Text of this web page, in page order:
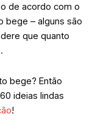
de acordo com o
bege – alguns são
que quanto
bege? Então
ideias lindas
!